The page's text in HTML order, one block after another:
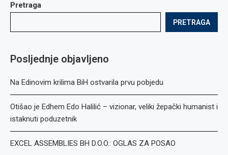
Pretraga
PRETRAGA
Posljednje objavljeno
Na Edinovim krilima BiH ostvarila prvu pobjedu
Otišao je Edhem Edo Halilić – vizionar, veliki žepački humanist i
istaknuti poduzetnik
EXCEL ASSEMBLIES BH D.O.O.: OGLAS ZA POSAO